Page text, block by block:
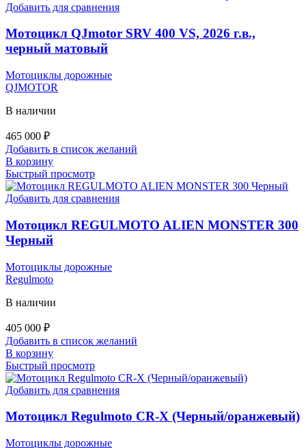
Добавить для сравнения
Мотоцикл QJmotor SRV 400 VS, 2026 г.в.,
черный матовый
Мотоциклы дорожные
QJMOTOR
В наличии
465 000 ₽
Добавить в список желаний
В корзину
Быстрый просмотр
Добавить для сравнения
Мотоцикл REGULMOTO ALIEN MONSTER 300
Черный
Мотоциклы дорожные
Regulmoto
В наличии
405 000 ₽
Добавить в список желаний
В корзину
Быстрый просмотр
Добавить для сравнения
Мотоцикл Regulmoto CR-X (Черный/оранжевый)
Мотоциклы дорожные